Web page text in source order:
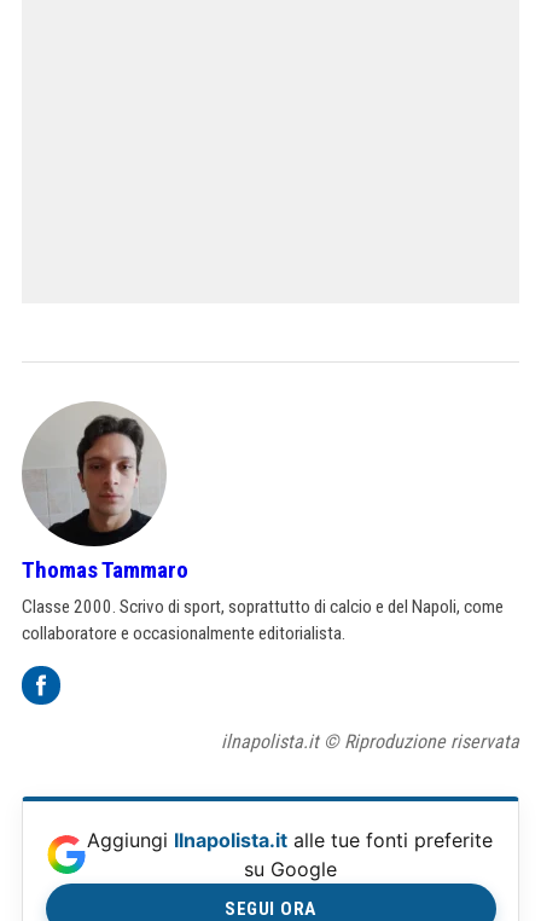
Thomas Tammaro
Classe 2000. Scrivo di sport, soprattutto di calcio e del Napoli, come
collaboratore e occasionalmente editorialista.
ilnapolista.it © Riproduzione riservata
Aggiungi Ilnapolista.it alle tue fonti preferite
su Google
SEGUI ORA